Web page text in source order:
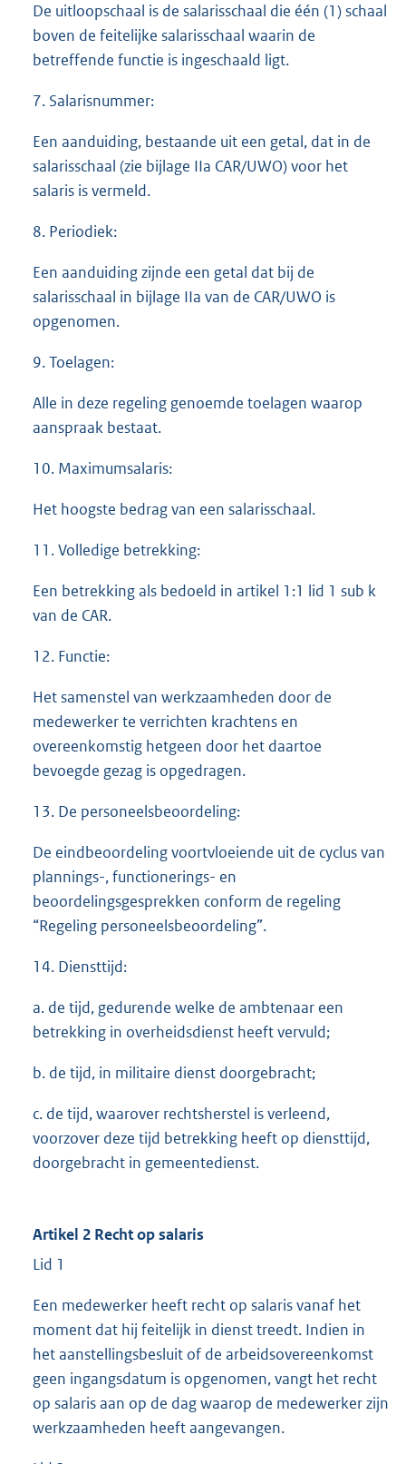
De uitloopschaal is de salarisschaal die één (1) schaal
boven de feitelijke salarisschaal waarin de
betreffende functie is ingeschaald ligt.
7. Salarisnummer:
Een aanduiding, bestaande uit een getal, dat in de
salarisschaal (zie bijlage IIa CAR/UWO) voor het
salaris is vermeld.
8. Periodiek:
Een aanduiding zijnde een getal dat bij de
salarisschaal in bijlage IIa van de CAR/UWO is
opgenomen.
9. Toelagen:
Alle in deze regeling genoemde toelagen waarop
aanspraak bestaat.
10. Maximumsalaris:
Het hoogste bedrag van een salarisschaal.
11. Volledige betrekking:
Een betrekking als bedoeld in artikel 1:1 lid 1 sub k
van de CAR.
12. Functie:
Het samenstel van werkzaamheden door de
medewerker te verrichten krachtens en
overeenkomstig hetgeen door het daartoe
bevoegde gezag is opgedragen.
13. De personeelsbeoordeling:
De eindbeoordeling voortvloeiende uit de cyclus van
plannings-, functionerings- en
beoordelingsgesprekken conform de regeling
“Regeling personeelsbeoordeling”.
14. Diensttijd:
a. de tijd, gedurende welke de ambtenaar een
betrekking in overheidsdienst heeft vervuld;
b. de tijd, in militaire dienst doorgebracht;
c. de tijd, waarover rechtsherstel is verleend,
voorzover deze tijd betrekking heeft op diensttijd,
doorgebracht in gemeentedienst.
Artikel 2 Recht op salaris
Lid 1
Een medewerker heeft recht op salaris vanaf het
moment dat hij feitelijk in dienst treedt. Indien in
het aanstellingsbesluit of de arbeidsovereenkomst
geen ingangsdatum is opgenomen, vangt het recht
op salaris aan op de dag waarop de medewerker zijn
werkzaamheden heeft aangevangen.